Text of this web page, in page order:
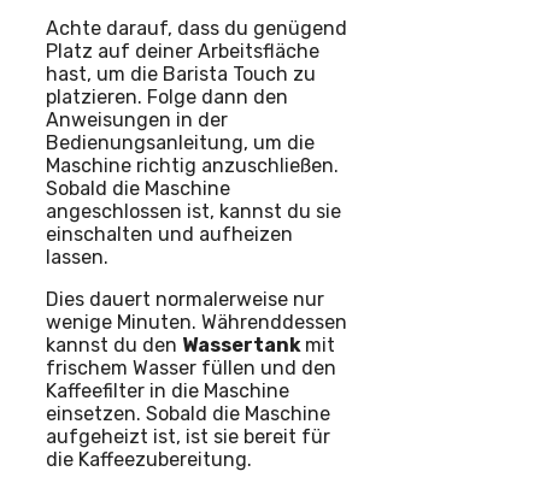
Achte darauf, dass du genügend
Platz auf deiner Arbeitsfläche
hast, um die Barista Touch zu
platzieren. Folge dann den
Anweisungen in der
Bedienungsanleitung, um die
Maschine richtig anzuschließen.
Sobald die Maschine
angeschlossen ist, kannst du sie
einschalten und aufheizen
lassen.
Dies dauert normalerweise nur
wenige Minuten. Währenddessen
kannst du den Wassertank mit
frischem Wasser füllen und den
Kaffeefilter in die Maschine
einsetzen. Sobald die Maschine
aufgeheizt ist, ist sie bereit für
die Kaffeezubereitung.